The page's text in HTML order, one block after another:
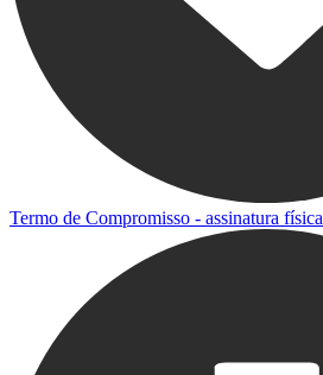
Termo de Compromisso - assinatura física